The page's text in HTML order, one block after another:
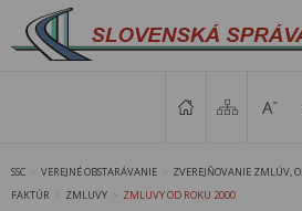
SSC VEREJNÉ OBSTARÁVANIE
ZVEREJŇOVANIE ZMLÚV,
FAKTÚR
ZMLUVY ZMLUVY OD ROKU 2000